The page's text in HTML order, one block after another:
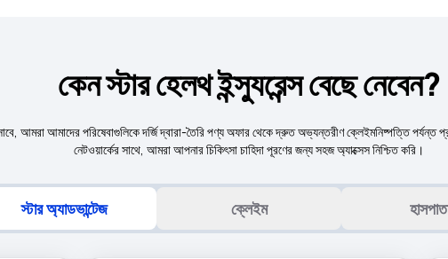
কেন স্টার হেলথ ইন্স্যুরেন্স বেছে নেবেন?
আমরা আমাদের পরিষেবাগুলিকে দর্জি দ্বারা-তৈরি পণ্য অফার থেকে দ্রুত অভ্যন্তরীণ ক্লেইমনিষ্পত্তি পর্যন্ত
নেটওয়ার্কের সাথে, আমরা আপনার চিকিৎসা চাহিদা পূরণের জন্য সহজ অ্যাক্সেস নিশ্চিত করি।
স্টার অ্যাডভান্টেজ ক্লেইম